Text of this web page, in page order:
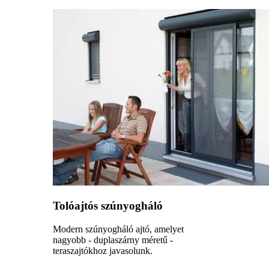
Tolóajtós szúnyogháló
Modern szúnyogháló ajtó, amelyet
nagyobb - duplaszárny méretű -
teraszajtókhoz javasolunk.